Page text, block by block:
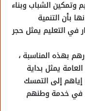
وتمكين الشباب وبناء
بأن التنمية
في التعليم يمثل حجر
بهذه المناسبة ،
يمثل بداية
إياهم إلى التمسك
في خدمة وطنهم